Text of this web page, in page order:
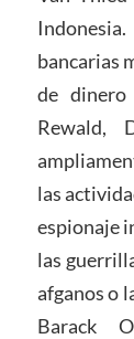
bancarias
de
Rewald,
las
espionaje
las
afganos o
Barack